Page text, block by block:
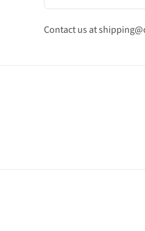
Contact us at